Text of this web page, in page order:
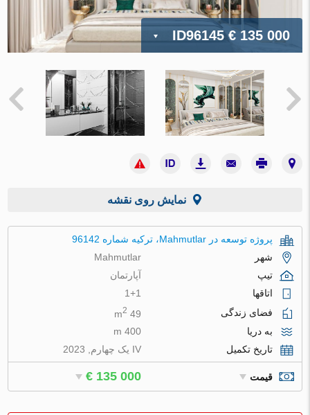
ID96145€ 135 000
نمایش روی نقشه
پروژه توسعه در Mahmutlar، ترکیه شماره 96142
شهر
Mahmutlar
تیپ
آپارتمان
اتاقها
1+1
فضای زندگی
49 m
2
به دریا
400 m
تاریخ تکمیل
IV یک چهارم, 2023
قیمت € 135 000